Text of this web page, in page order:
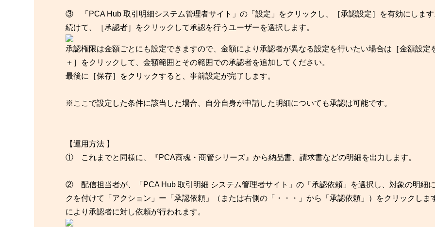
③ 「PCA Hub 取引明細システム管理者サイト」の「設定」をクリックし、［承認設定］を有効にします
続けて、［承認者］をクリックして承認を行うユーザーを選択します。
承認権限は金額ごとにも設定できますので、金額により承認者が異なる設定を行いたい場合は［金額設定
＋］をクリックして、金額範囲とその範囲での承認者を追加してください。
最後に［保存］をクリックすると、事前設定が完了します。
※ここで設定した条件に該当した場合、自分自身が申請した明細についても承認は可能です。
【運用方法 】
① これまでと同様に、『PCA商魂・商管シリーズ』から納品書、請求書などの明細を出力します。
② 配信担当者が、「PCA Hub 取引明細 システム管理者サイト」の「承認依頼」を選択し、対象の明細
クを付けて「アクション」ー「承認依頼」（または右側の「・・・」から「承認依頼」）をクリックしま
により承認者に対し依頼が行われます。